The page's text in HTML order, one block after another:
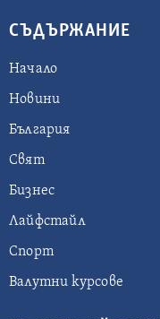
СЪДЪРЖАНИЕ
Начало
Новини
България
Свят
Бизнес
Лайфстайл
Спорт
Валутни курсове